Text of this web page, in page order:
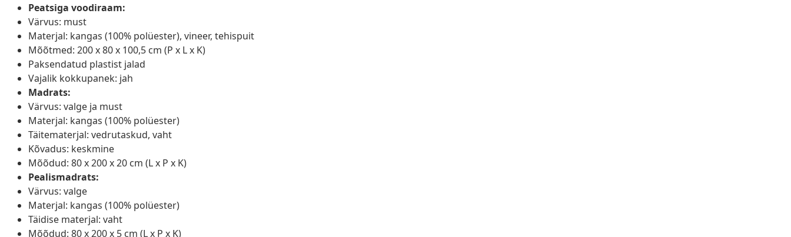
Peatsiga voodiraam:
Värvus: must
Materjal: kangas (100% polüester), vineer, tehispuit
Mõõtmed: 200 x 80 x 100,5 cm (P x L x K)
Paksendatud plastist jalad
Vajalik kokkupanek: jah
Madrats:
Värvus: valge ja must
Materjal: kangas (100% polüester)
Täitematerjal: vedrutaskud, vaht
Kõvadus: keskmine
Mõõdud: 80 x 200 x 20 cm (L x P x K)
Pealismadrats:
Värvus: valge
Materjal: kangas (100% polüester)
Täidise materjal: vaht
Mõõdud: 80 x 200 x 5 cm (L x P x K)